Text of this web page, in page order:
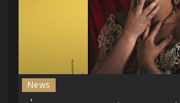
News